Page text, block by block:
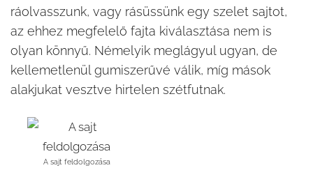
ráolvasszunk, vagy rásüssünk egy szelet sajtot,
az ehhez megfelelő fajta kiválasztása nem is
olyan könnyű. Némelyik meglágyul ugyan, de
kellemetlenül gumiszerűvé válik, míg mások
alakjukat vesztve hirtelen szétfutnak.
A sajt feldolgozása